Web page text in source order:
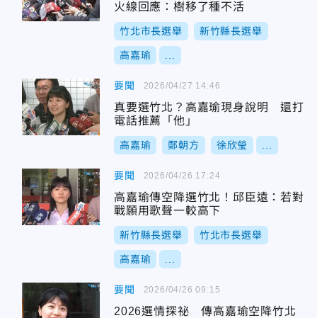
火線回應：樹移了種不活
竹北市長選舉 新竹縣長選舉
高嘉瑜
要聞
真要選竹北？高嘉瑜現身說明 還打
電話推薦「他」
高嘉瑜 鄭朝方 徐欣瑩
2026/04/27 14:46
要聞
高嘉瑜傳空降選竹北！邱臣遠：若對
戰願用歌聲一較高下
新竹縣長選舉 竹北市長選舉
高嘉瑜
2026/04/26 17:24
要聞
2026選情探祕 傳高嘉瑜空降竹北
2026/04/26 09:15